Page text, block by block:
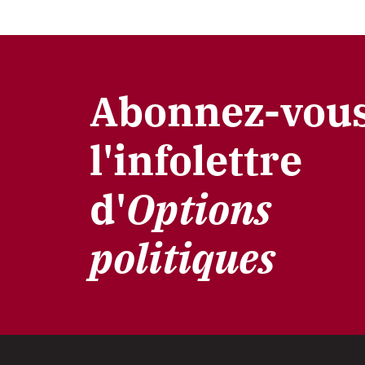
Abonnez-
l'infolettre
d'Options
politiques